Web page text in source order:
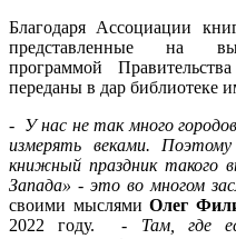
Благодаря Ассоциации
представленные на
программой
переданы в дар библиотеке
- У нас не так много
измерять веками.
книжный праздник такого
Запада» - это во многом
своими мыслями Олег
2022 году. - Там, где